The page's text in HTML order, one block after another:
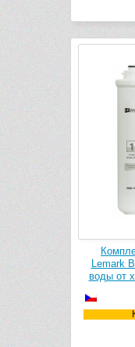
Lemark
воды от